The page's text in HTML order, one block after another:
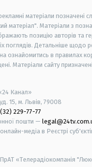
матеріали позначені
матеріал". Матеріали з
позицію авторів та
поглядів. Детальніше щодо
ознайомитись в правилах
Матеріали сайту
Канал»
15, м. Львів, 79008
229-77-77
пошти —
медіа в Реєстрі
ПрАТ «Телерадіокомпанія